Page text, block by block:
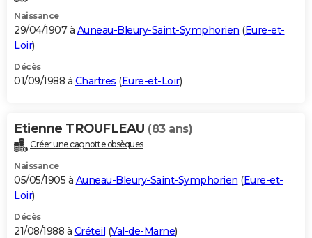
Naissance
29/04/1907 à Auneau-Bleury-Saint-Symphorien (Eure-et-
Loir)
Décès
01/09/1988 à Chartres (Eure-et-Loir)
Etienne TROUFLEAU (83 ans)
Créer une cagnotte obsèques
Naissance
05/05/1905 à Auneau-Bleury-Saint-Symphorien (Eure-et-
Loir)
Décès
21/08/1988 à Créteil (Val-de-Marne)